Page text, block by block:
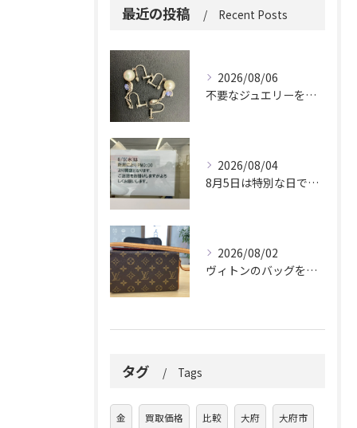
最近の投稿 Recent Posts
2026/08/06
不要なジュエリーを眠らせていませんか？
2026/08/04
8月5日は特別な日です。
2026/08/02
ヴィトンのバッグを久しぶりに取り出しましたか？
タグ Tags
金 買取価格 比較 大府 大府市